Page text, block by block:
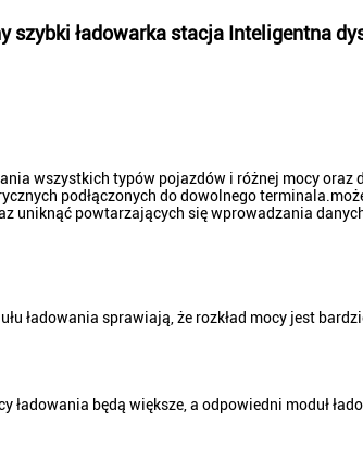
szybki ładowarka stacja Inteligentna
wszystkich typów pojazdów i różnej mocy
podłączonych do dowolnego
uniknąć powtarzających się wprowadzania
ładowania sprawiają, że rozkład mocy jest
ładowania będą większe, a odpowiedni moduł